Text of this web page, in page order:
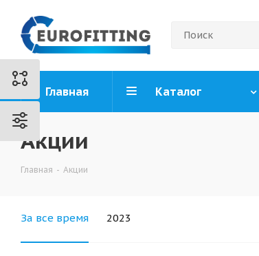
Главная Каталог
Акции
Главная - Акции
За все время 2023